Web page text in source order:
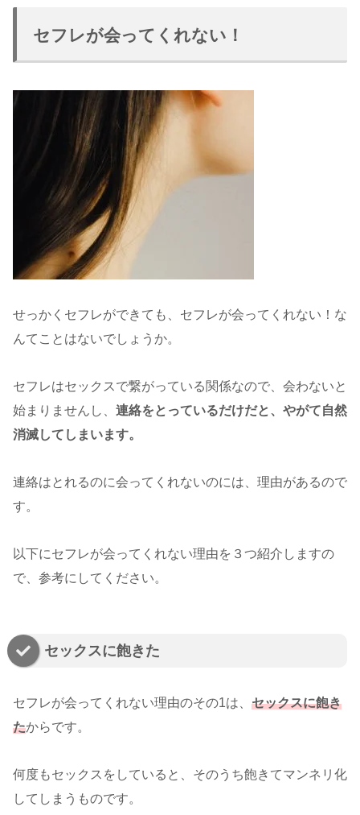
セフレが会ってくれない！
せっかくセフレができても、セフレが会ってくれない！な
んてことはないでしょうか。
セフレはセックスで繋がっている関係なので、会わないと
始まりませんし、 連絡をとっているだけだと、やがて自然
消滅してしまいます。
連絡はとれるのに会ってくれないのには、理由があるので
す。
以下にセフレが会ってくれない理由を３つ紹介しますの
で、参考にしてください。
セックスに飽きた
セフレが会ってくれない理由のその1は、 セックスに飽き
たからです。
何度もセックスをしていると、そのうち飽きてマンネリ化
してしまうものです。